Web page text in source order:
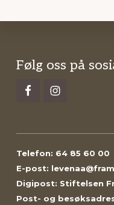
Footer
Følg oss på
Telefon: 64 85 60 00
E-post:
Digipost: Stiftelsen
Post- og